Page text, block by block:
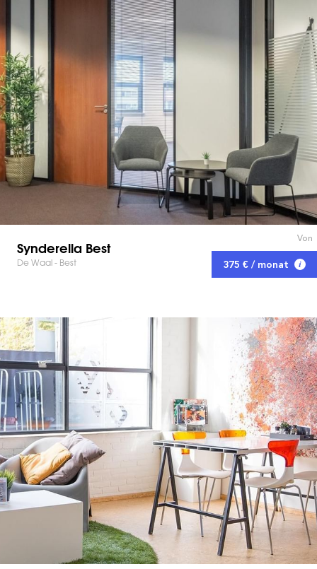
Synderella Best
De Waal - Best
Von
375 € / monat